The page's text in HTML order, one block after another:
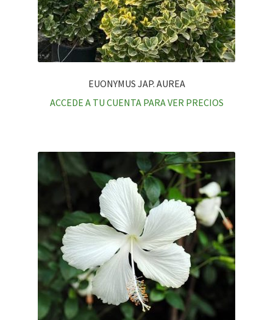
EUONYMUS JAP. AUREA
ACCEDE A TU CUENTA PARA VER PRECIOS